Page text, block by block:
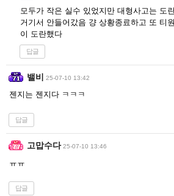
모두가 작은 실수 있었지만 대형사고는 도
거기서 안들어갔음 걍 상황종료하고 또 티
이 도란했다
답글
밸비 25-07-10 13:42
젠지는 젠지다 ㅋㅋㅋ
답글
고맙수다 25-07-10 13:46
ㅠㅠ
답글